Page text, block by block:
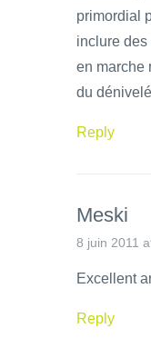
primordial
inclure
en marche
du
Reply
Meski
8 juin 2011
Excellent
Reply